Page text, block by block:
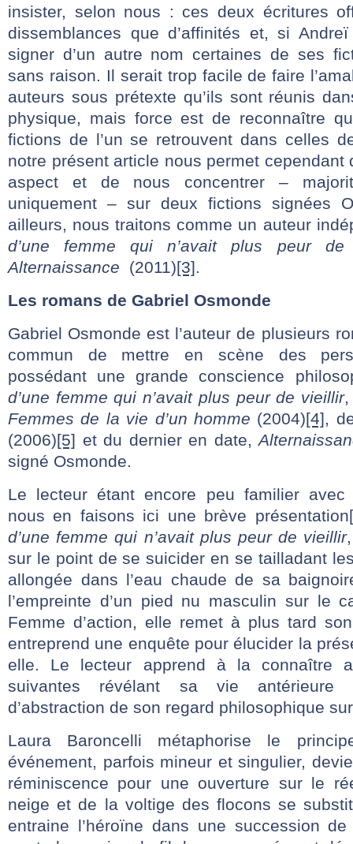
insister, selon nous : ces deux écritures
dissemblances que d’affinités et, si
signer d’un autre nom certaines de ses
sans raison. Il serait trop facile de faire
auteurs sous prétexte qu’ils sont réunis
physique, mais force est de reconnaître
fictions de l’un se retrouvent dans celles
notre présent article nous permet cependant
aspect et de nous concentrer –
uniquement – sur deux fictions signées
ailleurs, nous traitons comme un auteur
d’une femme qui n’avait plus peur
Alternaissance
(2011)[3].
Les romans de Gabriel Osmonde
Gabriel Osmonde est l’auteur de plusieurs
commun de mettre en scène des
possédant une grande conscience
d’une femme qui n’avait plus peur de vieillir,
Femmes de la vie d’un homme (2004)[4],
(2006)[5] et du dernier en date,
signé Osmonde.
Le lecteur étant encore peu familier avec
nous en faisons ici une brève présentation
d’une femme qui n’avait plus peur de vieillir
sur le point de se suicider en se tailladant
allongée dans l’eau chaude de sa
l’empreinte d’un pied nu masculin sur le
Femme d’action, elle remet à plus tard
entreprend une enquête pour élucider la
elle. Le lecteur apprend à la connaître
suivantes révélant sa vie antérieure
d’abstraction de son regard philosophique
Laura Baroncelli métaphorise le
événement, parfois mineur et singulier,
réminiscence pour une ouverture sur le
neige et de la voltige des flocons se
entraine l’héroïne dans une succession